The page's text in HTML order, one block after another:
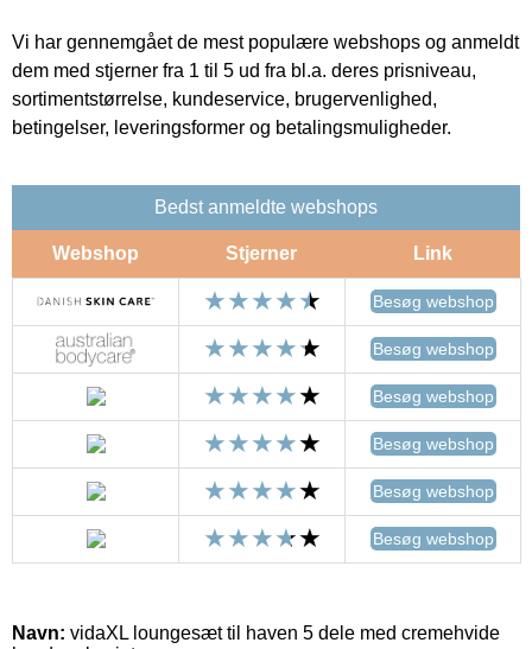
Vi har gennemgået de mest populære webshops og anmeldt
dem med stjerner fra 1 til 5 ud fra bl.a. deres prisniveau,
sortimentstørrelse, kundeservice, brugervenlighed,
betingelser, leveringsformer og betalingsmuligheder.
Bedst anmeldte webshops
Webshop Stjerner Link
Besøg webshop
Besøg webshop
Besøg webshop
Besøg webshop
Besøg webshop
Besøg webshop
Navn: vidaXL loungesæt til haven 5 dele med cremehvide